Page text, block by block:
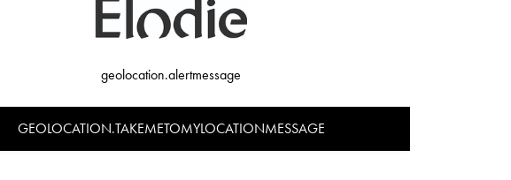
geolocation.alertmessage
GEOLOCATION.TAKEMETOMYLOCATIONMESSAGE